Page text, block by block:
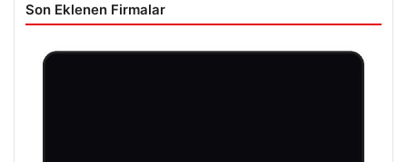
Son Eklenen Firmalar